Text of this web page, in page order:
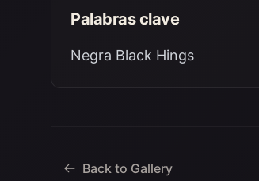
Palabras clave
Negra Black Hings
Back to Gallery